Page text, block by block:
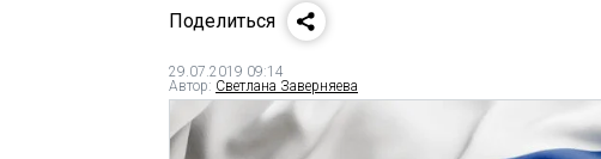
Поделиться
29.07.2019 09:14
Автор: Светлана Заверняева